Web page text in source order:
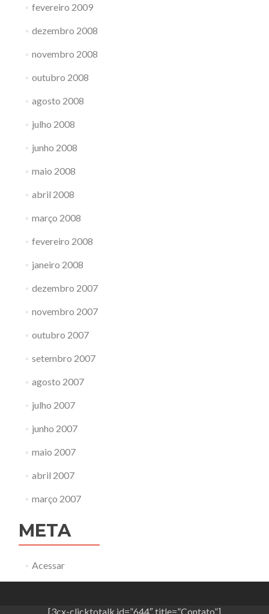
fevereiro 2009
dezembro 2008
novembro 2008
outubro 2008
agosto 2008
julho 2008
junho 2008
maio 2008
abril 2008
março 2008
fevereiro 2008
janeiro 2008
dezembro 2007
novembro 2007
outubro 2007
setembro 2007
agosto 2007
julho 2007
junho 2007
maio 2007
abril 2007
março 2007
META
Acessar
[3cx-clicktotalk id=”644″ title=”Contato”]